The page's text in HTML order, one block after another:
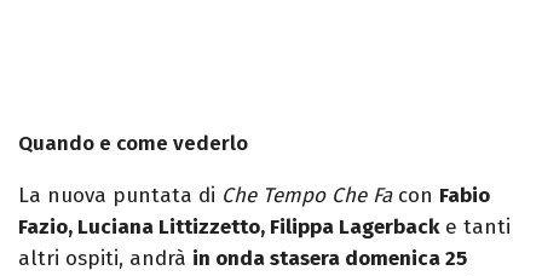
Quando e come vederlo
La nuova puntata di Che Tempo Che Fa con Fabio
Fazio, Luciana Littizzetto, Filippa Lagerbacke tanti
altri ospiti, andrà in onda stasera domenica 25